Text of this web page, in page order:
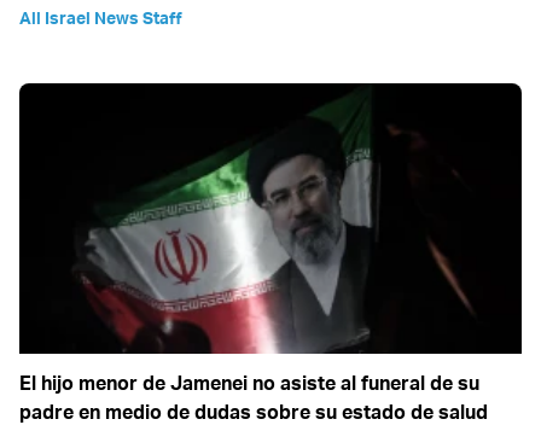
All Israel News Staff
El hijo menor de Jamenei no asiste al funeral de su
padre en medio de dudas sobre su estado de salud